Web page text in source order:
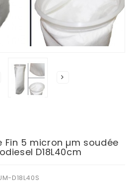
Fin 5 micron µm soudée
D18L40cm
D18L40S